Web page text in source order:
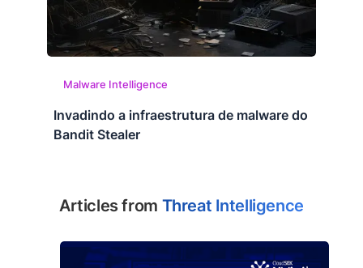
Malware Intelligence
Invadindo a infraestrutura de malware do
Bandit Stealer
Articles from Threat Intelligence